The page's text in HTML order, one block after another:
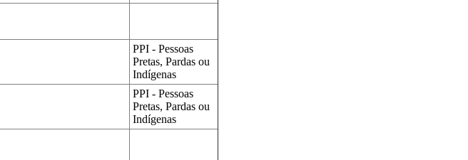
PPI - Pessoas
Pretas, Pardas ou
Indígenas
PPI - Pessoas
Pretas, Pardas ou
Indígenas